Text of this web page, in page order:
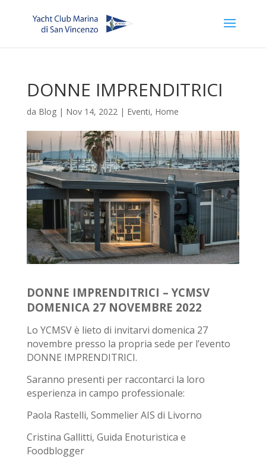
DONNE IMPRENDITRICI
da Blog| Nov 14, 2022| Eventi, Home
DONNE IMPRENDITRICI – YCMSV
DOMENICA 27 NOVEMBRE 2022
Lo YCMSV è lieto di invitarvi domenica 27
novembre presso la propria sede per l’evento
DONNE IMPRENDITRICI.
Saranno presenti per raccontarci la loro
esperienza in campo professionale:
Paola Rastelli, Sommelier AIS di Livorno
Cristina Gallitti, Guida Enoturistica e
Foodblogger